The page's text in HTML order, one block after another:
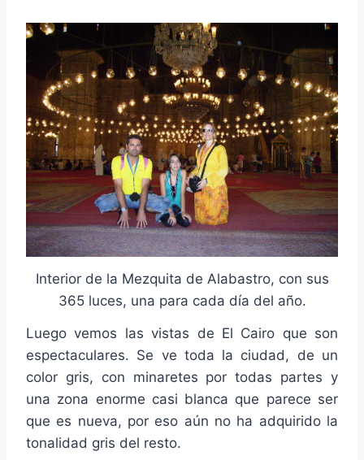
Interior de la Mezquita de Alabastro, con sus
365 luces, una para cada día del año.
Luego vemos las vistas de El Cairo que son
espectaculares. Se ve toda la ciudad, de un
color gris, con minaretes por todas partes y
una zona enorme casi blanca que parece ser
que es nueva, por eso aún no ha adquirido la
tonalidad gris del resto.